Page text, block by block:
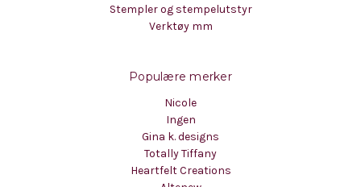
Stempler og stempelutstyr
Verktøy mm
Populære merker
Nicole
Ingen
Gina k. designs
Totally Tiffany
Heartfelt Creations